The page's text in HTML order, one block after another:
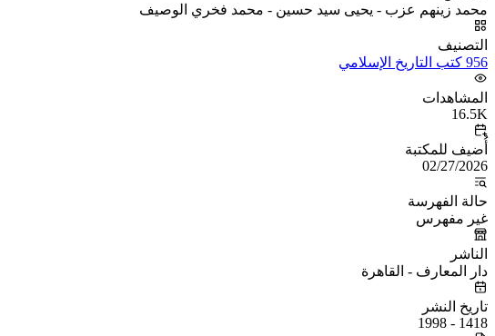
محمد زينهم عزب - يحيى سيد حسين - محمد فخري الوصيف
التصنيف
956 كتب التاريخ الإسلامي
المشاهدات
16.5K
أُضيف للمكتبة
02/27/2026
حالة الفهرسة
غير مفهرس
الناشر
دار المعارف - القاهرة
تاريخ النشر
1418 - 1998